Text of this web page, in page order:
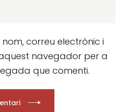
correu electrònic i
navegador per a
que comenti.